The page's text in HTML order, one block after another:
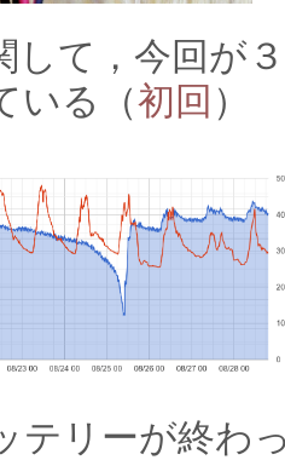
して，今回が
いる（初回 ）
テリーが終わ